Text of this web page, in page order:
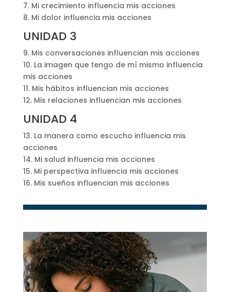
7. Mi crecimiento influencia mis acciones
8. Mi dolor influencia mis acciones
UNIDAD 3
9. Mis conversaciones influencian mis acciones
10. La imagen que tengo de mí mismo influencia
mis acciones
11. Mis hábitos influencian mis acciones
12. Mis relaciones influencian mis acciones
UNIDAD 4
13. La manera como escucho influencia mis
acciones
14. Mi salud influencia mis acciones
15. Mi perspectiva influencia mis acciones
16. Mis sueños influencian mis acciones